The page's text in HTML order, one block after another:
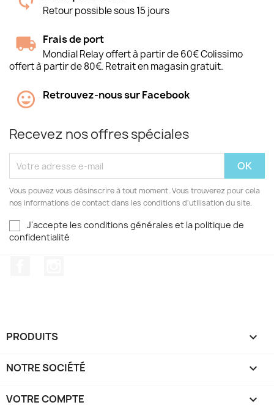
Retour possible sous 15 jours
Frais de port
Mondial Relay offert à partir de 60€ Colissimo
offert à partir de 80€. Retrait en magasin gratuit.
Retrouvez-nous sur Facebook
Recevez nos offres spéciales
Vous pouvez vous désinscrire à tout moment. Vous trouverez pour cela
nos informations de contact dans les conditions d'utilisation du site.
J'accepte les conditions générales et la politique de
confidentialité
PRODUITS 
NOTRE SOCIÉTÉ 
VOTRE COMPTE 